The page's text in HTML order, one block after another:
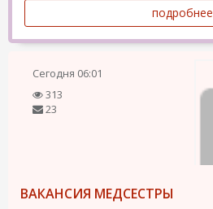
подробнее
Сегодня 06:01
313
23
ВАКАНСИЯ МЕДСЕСТРЫ